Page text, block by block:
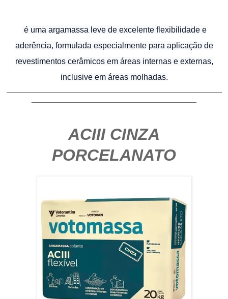
é uma argamassa leve de excelente flexibilidade e
aderência, formulada especialmente para aplicação de
revestimentos cerâmicos em áreas internas e externas,
inclusive em áreas molhadas.
ACIII CINZA
PORCELANATO